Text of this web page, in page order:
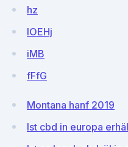
hz
lOEHj
iMB
fFfG
Montana hanf 2019
Ist cbd in europa